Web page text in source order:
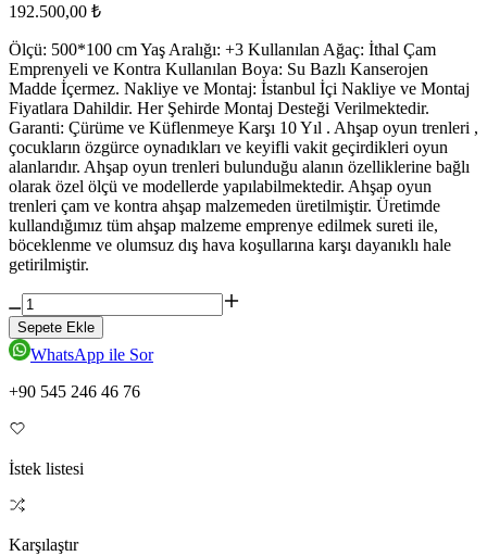
192.500,00 ₺
Ölçü: 500*100 cm Yaş Aralığı: +3 Kullanılan Ağaç: İthal Çam
Emprenyeli ve Kontra Kullanılan Boya: Su Bazlı Kanserojen
Madde İçermez. Nakliye ve Montaj: İstanbul İçi Nakliye ve Montaj
Fiyatlara Dahildir. Her Şehirde Montaj Desteği Verilmektedir.
Garanti: Çürüme ve Küflenmeye Karşı 10 Yıl . Ahşap oyun trenleri ,
çocukların özgürce oynadıkları ve keyifli vakit geçirdikleri oyun
alanlarıdır. Ahşap oyun trenleri bulunduğu alanın özelliklerine bağlı
olarak özel ölçü ve modellerde yapılabilmektedir. Ahşap oyun
trenleri çam ve kontra ahşap malzemeden üretilmiştir. Üretimde
kullandığımız tüm ahşap malzeme emprenye edilmek sureti ile,
böceklenme ve olumsuz dış hava koşullarına karşı dayanıklı hale
getirilmiştir.
Sepete Ekle
WhatsApp ile Sor
+90 545 246 46 76
İstek listesi
Karşılaştır